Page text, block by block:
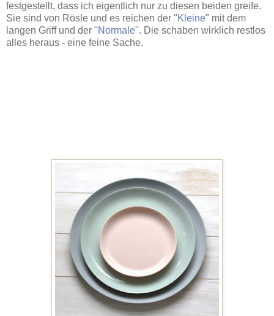
festgestellt, dass ich eigentlich nur zu diesen beiden greife.
Sie sind von Rösle und es reichen der "Kleine" mit dem
langen Griff und der "Normale". Die schaben wirklich restlos
alles heraus - eine feine Sache.